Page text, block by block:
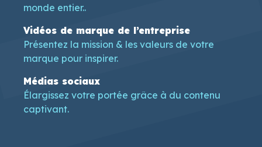
monde entier..
Vidéos de marque de l’entreprise
Présentez la mission & les valeurs de votre
marque pour inspirer.
Médias sociaux
Élargissez votre portée grâce à du contenu
captivant.